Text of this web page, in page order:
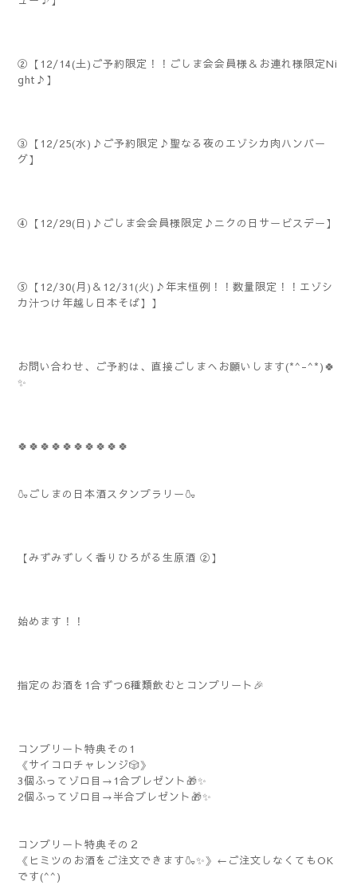
②【12/14(土)ご予約限定！！ごしま会会員様＆お連れ様限定Ni
ght♪】
③【12/25(水)♪ご予約限定♪聖なる夜のエゾシカ肉ハンバー
グ】
④【12/29(日)♪ごしま会会員様限定♪ニクの日サービスデー】
⑤【12/30(月)＆12/31(火)♪年末恒例！！数量限定！！エゾシ
カ汁つけ年越し日本そば】】
お問い合わせ、ご予約は、直接ごしまへお願いします(*^-^*)🍀
✨
🍀🍀🍀🍀🍀🍀🍀🍀🍀🍀
🍶ごしまの日本酒スタンプラリー🍶
【みずみずしく香りひろがる生原酒 ②】
始めます！！
指定のお酒を1合ずつ6種類飲むとコンプリート🎉
コンプリート特典その1
《サイコロチャレンジ🎲》
3個ふってゾロ目→1合プレゼント🎁✨
2個ふってゾロ目→半合プレゼント🎁✨
コンプリート特典その２
《ヒミツのお酒をご注文できます🍶✨》←ご注文しなくてもOK
です(^^)